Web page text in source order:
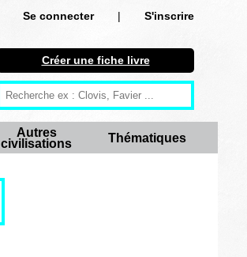
Se connecter |
S'inscrire
S'inscrire
Créer une fiche livre
Antiquité
Créer une fiche livre
Autres
civilisations
Thématiques